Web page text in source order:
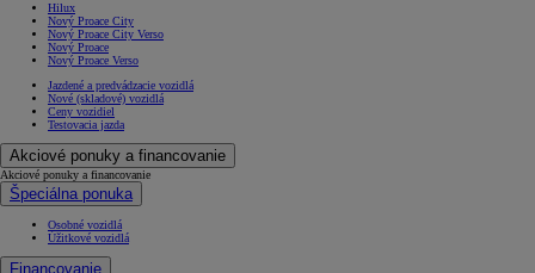
Hilux
Nový Proace City
Nový Proace City Verso
Nový Proace
Nový Proace Verso
Jazdené a predvádzacie vozidlá
Nové (skladové) vozidlá
Ceny vozidiel
Testovacia jazda
Akciové ponuky a financovanie
Akciové ponuky a financovanie
Špeciálna ponuka
Osobné vozidlá
Úžitkové vozidlá
Financovanie